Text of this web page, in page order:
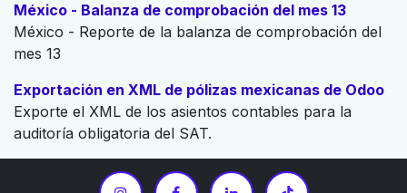
México - Balanza de comprobación del mes 13
México - Reporte de la balanza de comprobación del
mes 13
Exportación en XML de pólizas mexicanas de Odoo
Exporte el XML de los asientos contables para la
auditoría obligatoria del SAT.